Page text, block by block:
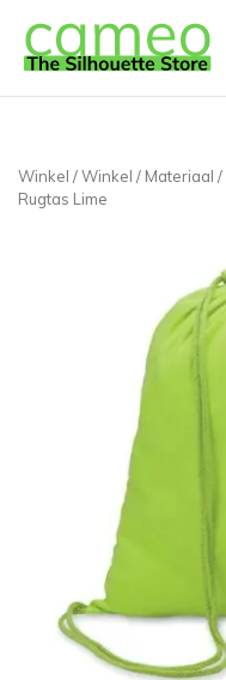
Winkel /Winkel / Materiaal /
Rugtas Lime